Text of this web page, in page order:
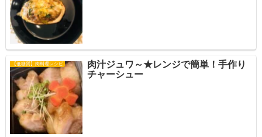
【低糖質】肉料理レシピ
肉汁ジュワ～★レンジで簡単！手作り
チャーシュー